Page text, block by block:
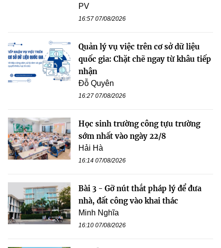
PV
16:57 07/08/2026
Quản lý vụ việc trên cơ sở dữ liệu
quốc gia: Chặt chẽ ngay từ khâu tiếp
nhận
Đỗ Quyên
16:27 07/08/2026
Học sinh trường công tựu trường
sớm nhất vào ngày 22/8
Hải Hà
16:14 07/08/2026
Bài 3 - Gỡ nút thắt pháp lý để đưa
nhà, đất công vào khai thác
Minh Nghĩa
16:10 07/08/2026